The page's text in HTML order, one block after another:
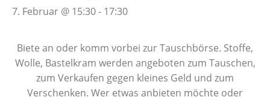
7. Februar @ 15:30- 17:30
Biete an oder komm vorbei zur Tauschbörse. Stoffe,
Wolle, Bastelkram werden angeboten zum Tauschen,
zum Verkaufen gegen kleines Geld und zum
Verschenken. Wer etwas anbieten möchte oder